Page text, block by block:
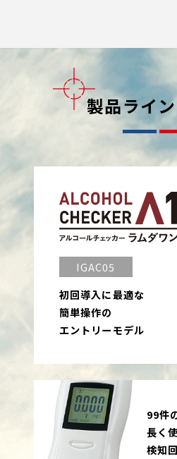
製品ライ
IGAC05
初回導入に最適な
簡単操作の
エントリーモデル
99件
長く
検知